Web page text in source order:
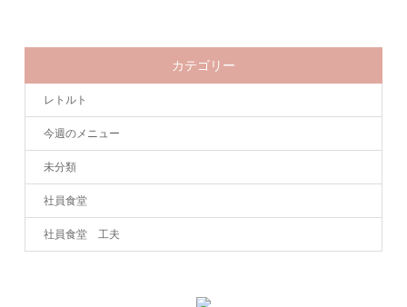
カテゴリー
レトルト
今週のメニュー
未分類
社員食堂
社員食堂 工夫